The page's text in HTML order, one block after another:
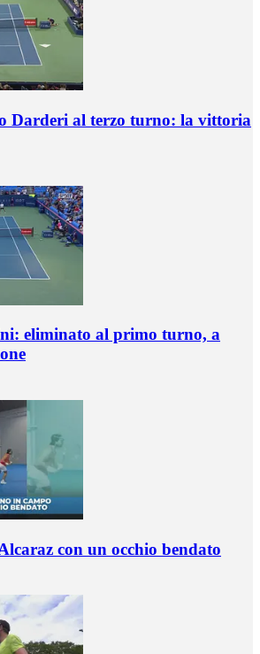
Darderi al terzo turno: la vittoria
eliminato al primo turno, a
con un occhio bendato